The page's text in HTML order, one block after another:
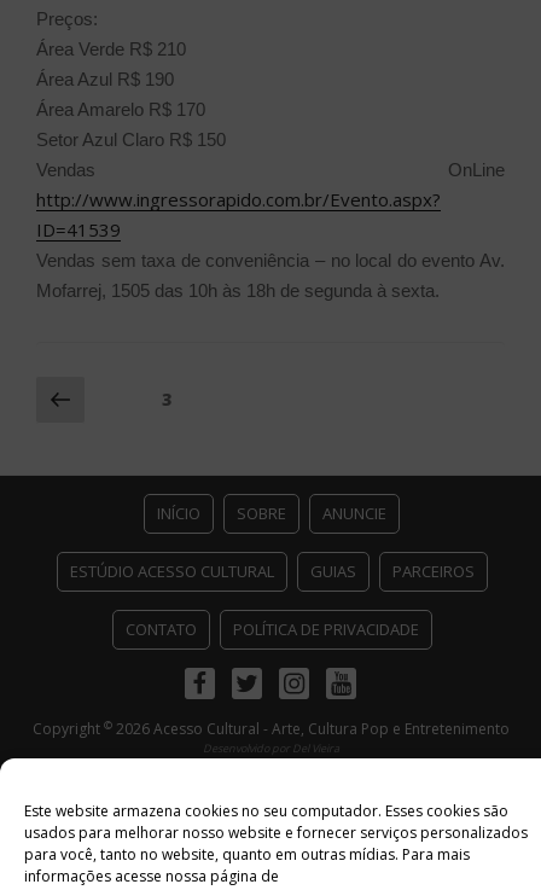
Este website armazena cookies no seu computador. Esses cookies são
usados ​​para melhorar nosso website e fornecer serviços personalizados
para você, tanto no website, quanto em outras mídias. Para mais
informações acesse nossa página de
Preços:
Área Verde R$ 210
Área Azul R$ 190
Área Amarelo R$ 170
Setor Azul Claro R$ 150
Vendas OnLine
http://www.ingressorapido.com.br/Evento.aspx?
ID=41539
Vendas sem taxa de conveniência – no local do evento Av.
Mofarrej, 1505 das 10h às 18h de segunda à sexta.
Navegação
Página
3
INÍCIO SOBRE ANUNCIE
ESTÚDIO ACESSO CULTURAL GUIAS PARCEIROS
CONTATO POLÍTICA DE PRIVACIDADE
FacebookTwitterInstagramYoutube
Copyright ©2026 Acesso Cultural - Arte, Cultura Pop e Entretenimento
Desenvolvido por Del Vieira